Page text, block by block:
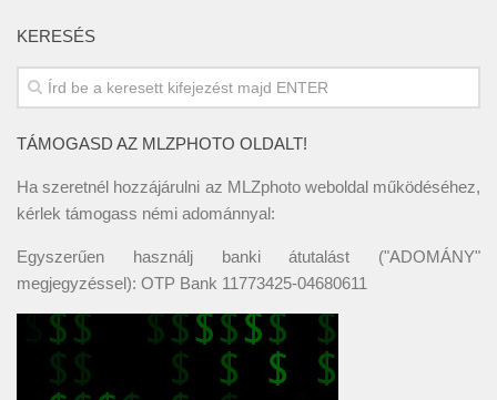
KERESÉS
TÁMOGASD AZ MLZPHOTO OLDALT!
Ha szeretnél hozzájárulni az MLZphoto weboldal működéséhez,
kérlek támogass némi adománnyal:
Egyszerűen használj banki átutalást ("ADOMÁNY"
megjegyzéssel): OTP Bank 11773425-04680611